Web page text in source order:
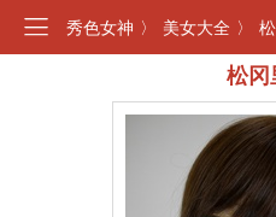
秀色女神 〉 美女大全 〉
松